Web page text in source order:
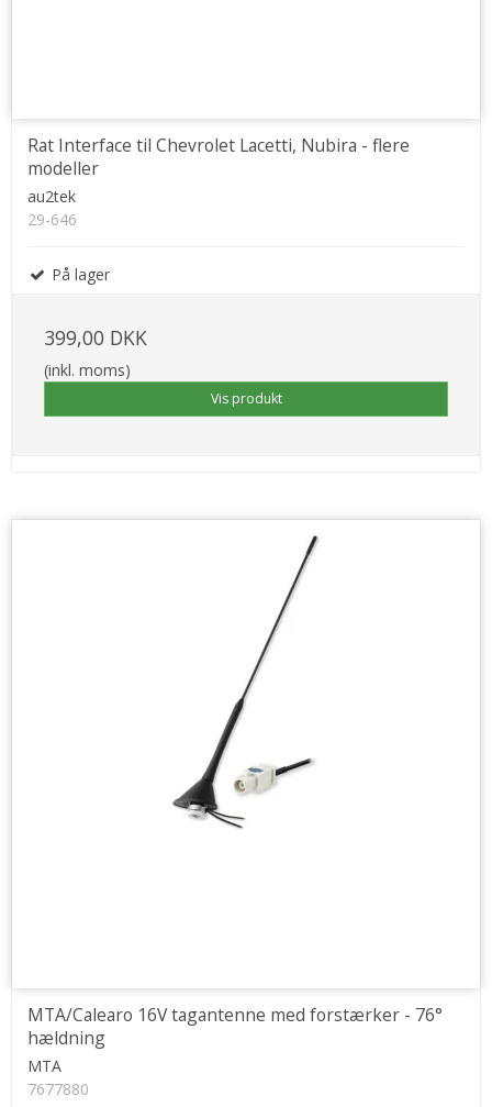
Rat Interface til Chevrolet Lacetti, Nubira - flere
modeller
au2tek
29-646
På lager
399,00 DKK
(inkl. moms)
Vis produkt
MTA/Calearo 16V tagantenne med forstærker - 76°
hældning
MTA
7677880